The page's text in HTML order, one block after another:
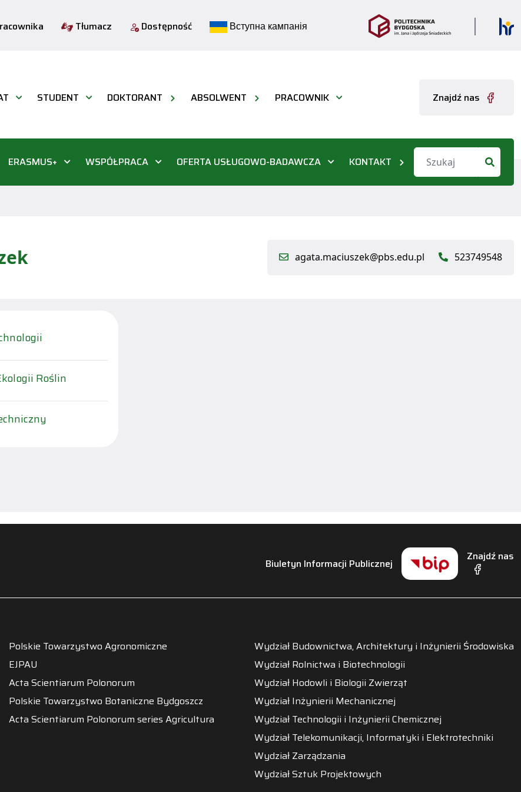
Tłumacz Dostępność Вступна кампанія
STUDENT DOKTORANT ABSOLWENT PRACOWNIK Znajdź nas
ERASMUS+ WSPÓŁPRACA OFERTA USŁUGOWO-BADAWCZA KONTAKT
agata.maciuszek@pbs.edu.pl 523749548
Roślin
Biuletyn Informacji Publicznej
Znajdź nas
Polskie Towarzystwo Agronomiczne
EJPAU
Acta Scientiarum Polonorum
Polskie Towarzystwo Botaniczne Bydgoszcz
Acta Scientiarum Polonorum series Agricultura
Wydział Budownictwa, Architektury i Inżynierii Środowiska
Wydział Rolnictwa i Biotechnologii
Wydział Hodowli i Biologii Zwierząt
Wydział Inżynierii Mechanicznej
Wydział Technologii i Inżynierii Chemicznej
Wydział Telekomunikacji, Informatyki i Elektrotechniki
Wydział Zarządzania
Wydział Sztuk Projektowych